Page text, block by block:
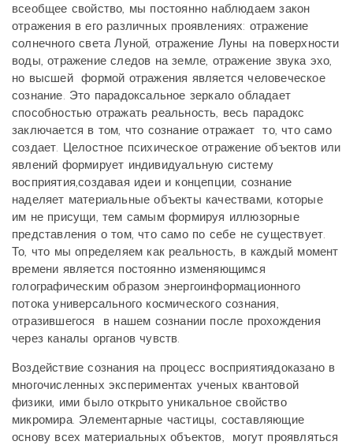
всеобщее свойство, мы постоянно наблюдаем закон
отражения в его различных проявлениях: отражение
солнечного света Луной, отражение Луны на поверхности
воды, отражение следов на земле, отражение звука эхо,
но высшей формой отражения является человеческое
сознание. Это парадоксальное зеркало обладает
способностью отражать реальность, весь парадокс
заключается в том, что сознание отражает то, что само
создает. Целостное психическое отражение объектов или
явлений формирует индивидуальную систему
восприятия,создавая идеи и концепции, сознание
наделяет материальные объекты качествами, которые
им не присущи, тем самым формируя иллюзорные
представления о том, что само по себе не существует.
То, что мы определяем как реальность, в каждый момент
времени является постоянно изменяющимся
голографическим образом энергоинформационного
потока универсального космического сознания,
отразившегося в нашем сознании после прохождения
через каналы органов чувств.
Воздействие сознания на процесс восприятиядоказано в
многочисленных экспериментах ученых квантовой
физики, ими было открыто уникальное свойство
микромира. Элементарные частицы, составляющие
основу всех материальных объектов, могут проявляться